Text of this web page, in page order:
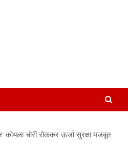
कोयला चोरी रोककर ऊर्जा सुरक्षा मजबूत